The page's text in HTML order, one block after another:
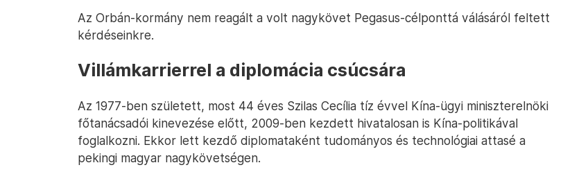
Az Orbán-kormány nem reagált a volt nagykövet Pegasus-célponttá válásáról feltett
kérdéseinkre.
Villámkarrierrel a diplomácia csúcsára
Az 1977-ben született, most 44 éves Szilas Cecília tíz évvel Kína-ügyi miniszterelnöki
főtanácsadói kinevezése előtt, 2009-ben kezdett hivatalosan is Kína-politikával
foglalkozni. Ekkor lett kezdő diplomataként tudományos és technológiai attasé a
pekingi magyar nagykövetségen.